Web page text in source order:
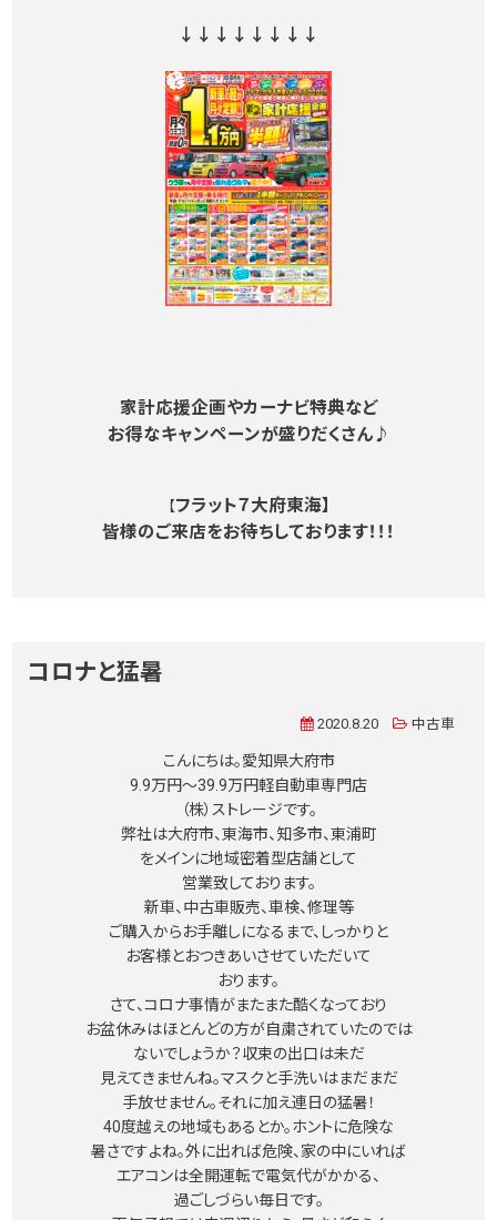
↓↓↓↓↓↓↓↓
家計応援企画やカーナビ特典など
お得なキャンペーンが盛りだくさん♪
【フラット７大府東海】
皆様のご来店をお待ちしております！！！
コロナと猛暑
2020.8.20 中古車
こんにちは。愛知県大府市
9.9万円〜39.9万円軽自動車専門店
（株）ストレージです。
弊社は大府市、東海市、知多市、東浦町
をメインに地域密着型店舗として
営業致しております。
新車、中古車販売、車検、修理等
ご購入からお手離しになるまで、しっかりと
お客様とおつきあいさせていただいて
おります。
さて、コロナ事情がまたまた酷くなっており
お盆休みはほとんどの方が自粛されていたのでは
ないでしょうか？収束の出口は未だ
見えてきませんね。マスクと手洗いはまだまだ
手放せません。それに加え連日の猛暑！
40度越えの地域もあるとか。ホントに危険な
暑さですよね。外に出れば危険、家の中にいれば
エアコンは全開運転で電気代がかかる、
過ごしづらい毎日です。